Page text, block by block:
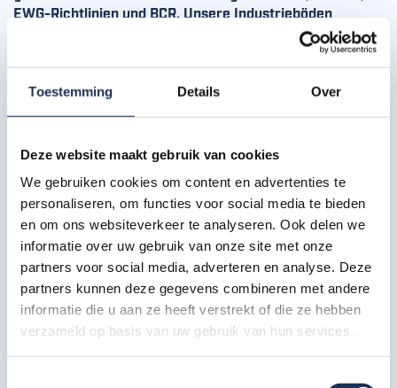
Toestemming Details Over
Deze website maakt gebruik van cookies
We gebruiken cookies om content en advertenties te
personaliseren, om functies voor social media te bieden
en om ons websiteverkeer te analyseren. Ook delen we
informatie over uw gebruik van onze site met onze
partners voor social media, adverteren en analyse. Deze
partners kunnen deze gegevens combineren met andere
informatie die u aan ze heeft verstrekt of die ze hebben
verzameld op basis van uw gebruik van hun services.
EWG-Richtlinien und BCR. Unsere Industrieböden
entsprechen auch der BREEAM-Zertifizierung.